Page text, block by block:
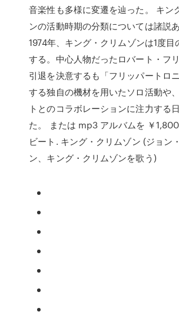
音楽性も多様に変遷を辿った。 キン
ンの活動時期の分類については諸説
1974年、キング・クリムゾンは1度目
する。中心人物だったロバート・フ
引退を決意するも「フリッパートロ
する独自の機材を用いたソロ活動や
トとのコラボレーションに注力する
た。 または mp3 アルバムを ￥
ビート. キング・クリムゾン (ジョン
ン、キング・クリムゾンを歌う)